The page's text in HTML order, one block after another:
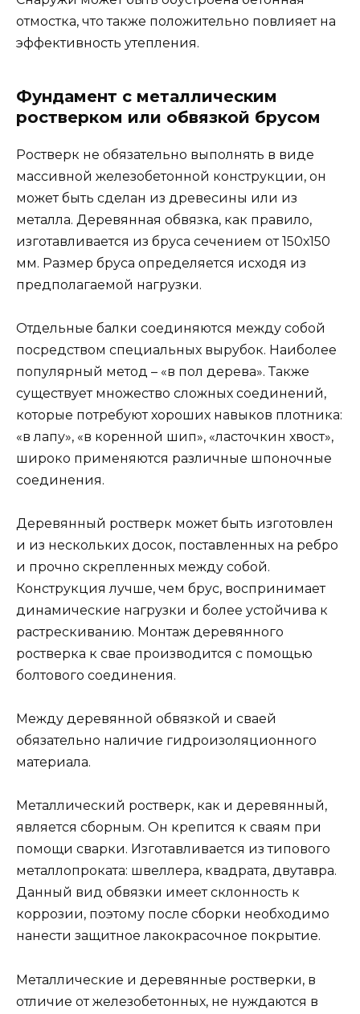
отмостка, что также положительно повлияет на
эффективность утепления.
Фундамент с металлическим
ростверком или обвязкой брусом
Ростверк не обязательно выполнять в виде
массивной железобетонной конструкции, он
может быть сделан из древесины или из
металла. Деревянная обвязка, как правило,
изготавливается из бруса сечением от 150х150
мм. Размер бруса определяется исходя из
предполагаемой нагрузки.
Отдельные балки соединяются между собой
посредством специальных вырубок. Наиболее
популярный метод – «в пол дерева». Также
существует множество сложных соединений,
которые потребуют хороших навыков плотника:
«в лапу», «в коренной шип», «ласточкин хвост»,
широко применяются различные шпоночные
соединения.
Деревянный ростверк может быть изготовлен
и из нескольких досок, поставленных на ребро
и прочно скрепленных между собой.
Конструкция лучше, чем брус, воспринимает
динамические нагрузки и более устойчива к
растрескиванию. Монтаж деревянного
ростверка к свае производится с помощью
болтового соединения.
Между деревянной обвязкой и сваей
обязательно наличие гидроизоляционного
материала.
Металлический ростверк, как и деревянный,
является сборным. Он крепится к сваям при
помощи сварки. Изготавливается из типового
металлопроката: швеллера, квадрата, двутавра.
Данный вид обвязки имеет склонность к
коррозии, поэтому после сборки необходимо
нанести защитное лакокрасочное покрытие.
Металлические и деревянные ростверки, в
отличие от железобетонных, не нуждаются в